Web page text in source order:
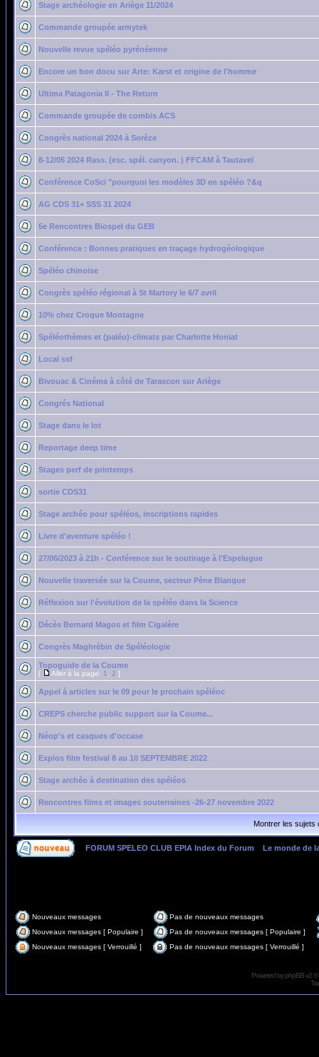
Stage archéologie en Ariège 11/2024
Commande groupée armytek
Nouvelle revue spéléo pyrénéenne
Encore un bon docu sur Arte: Karst et origine de l'homme
Ultima Patagonia II - The Return
Commande groupée de combis ACS
Congrès national 2024 à Sorèze
8-12/05 2024 Rass. (esc. spél. canyon. ) FFCAM à Tautavel
Conférence CoSci "pourquoi les modèles 3D en spéléo ?&q
AG CDS 31+ SSS 31 2024
5e Rencontres Biospel du GEB
Conférence : Bonnes pratiques en traçage hydrogéologique
Spéléo chinoise
Congrès spéléo régional à St Martory le 6/7 avril
10% chez Croque Montagne
Spéléothèmes et (paléo)-climats par Charlotte Honiat
Local ssf
Bivouac & Cinéma à côté de Tarascon sur Ariège
Congrés National
Stage dans le lot
Reportage deep time
Stages perf de printemps
sortie CDS31
Stage archéo pour spéléos, inscriptions rapides
Livre d'aventure spéléo !
27/06/2023 à 21h - Conférence sur le soutirage à l'Espelugue
Nouvelle traversée sur la Coume, secteur Pène Blanque
Réflexion sur l'évolution de la spéléo dans la Science
Décès Bernard Magos et film Cigalère
Congrès Maghrébin de Spéléologie
Topoguide de la Coume
[ Aller à la page: 1 2 ]
Appel à articles sur le 09 pour le prochain spéléoc
CREPS cherche public support sur la Coume...
Néop's et casques d'occase
Explos film festival 8 au 10 SEPTEMBRE 2022
Stage archéo à destination des spéléos
Rencontres films et images souterraines -26-27 novembre 2022
Montrer les sujets
FORUM SPELEO CLUB EPIA Index du Forum Le monde de
Nouveaux messages
Pas de nouveaux messages
Nouveaux messages [ Populaire ]
Pas de nouveaux messages [ Populaire ]
Nouveaux messages [ Verrouillé ]
Pas de nouveaux messages [ Verrouillé ]
Powered byphpBBv2 ©